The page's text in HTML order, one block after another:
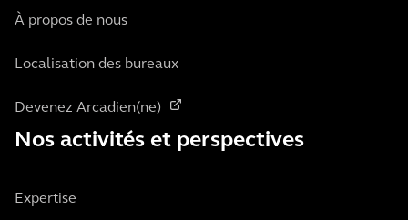
À propos de nous
Localisation des bureaux
Devenez Arcadien(ne)
Nos activités et perspectives
Expertise